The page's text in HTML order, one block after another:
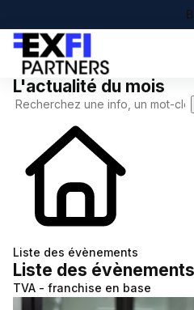
Cabinet
Missions
DAF
Créateur
Simulateurs
Recherche de code APE
Chômage partiel
Actualité à la une
Calendrier fiscal
Demande de devis
L'actualité du mois
Liste des évènements
Liste des
TVA - franchise en base